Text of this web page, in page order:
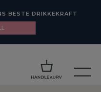
BESTE DRIKKEKRAFT